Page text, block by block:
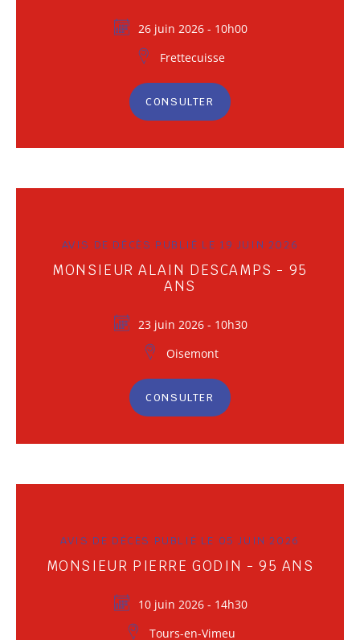
26 juin 2026 - 10h00
Frettecuisse
CONSULTER
AVIS DE DÉCÈS PUBLIÉ LE 19 JUIN 2026
MONSIEUR ALAIN DESCAMPS - 95
ANS
23 juin 2026 - 10h30
Oisemont
CONSULTER
AVIS DE DÉCÈS PUBLIÉ LE 05 JUIN 2026
MONSIEUR PIERRE GODIN - 95 ANS
10 juin 2026 - 14h30
Tours-en-Vimeu